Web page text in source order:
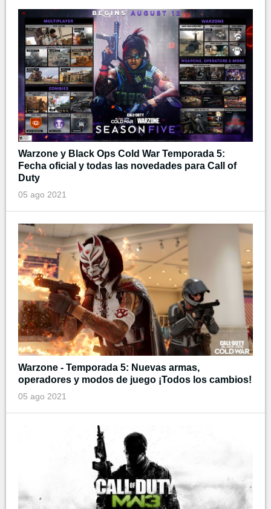
Warzone y Black Ops Cold War Temporada 5:
Fecha oficial y todas las novedades para Call of
Duty
05 ago 2021
Warzone - Temporada 5: Nuevas armas,
operadores y modos de juego ¡Todos los cambios!
05 ago 2021